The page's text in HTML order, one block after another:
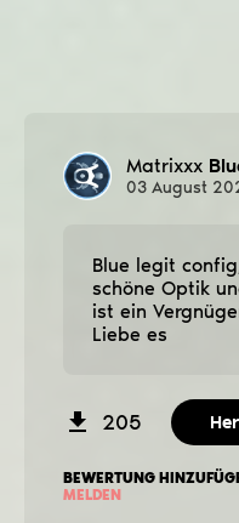
Matrixxx
03 August
Blue legit
schöne Optik
ist ein
Liebe es
205
BEWERTUNG
MELDEN